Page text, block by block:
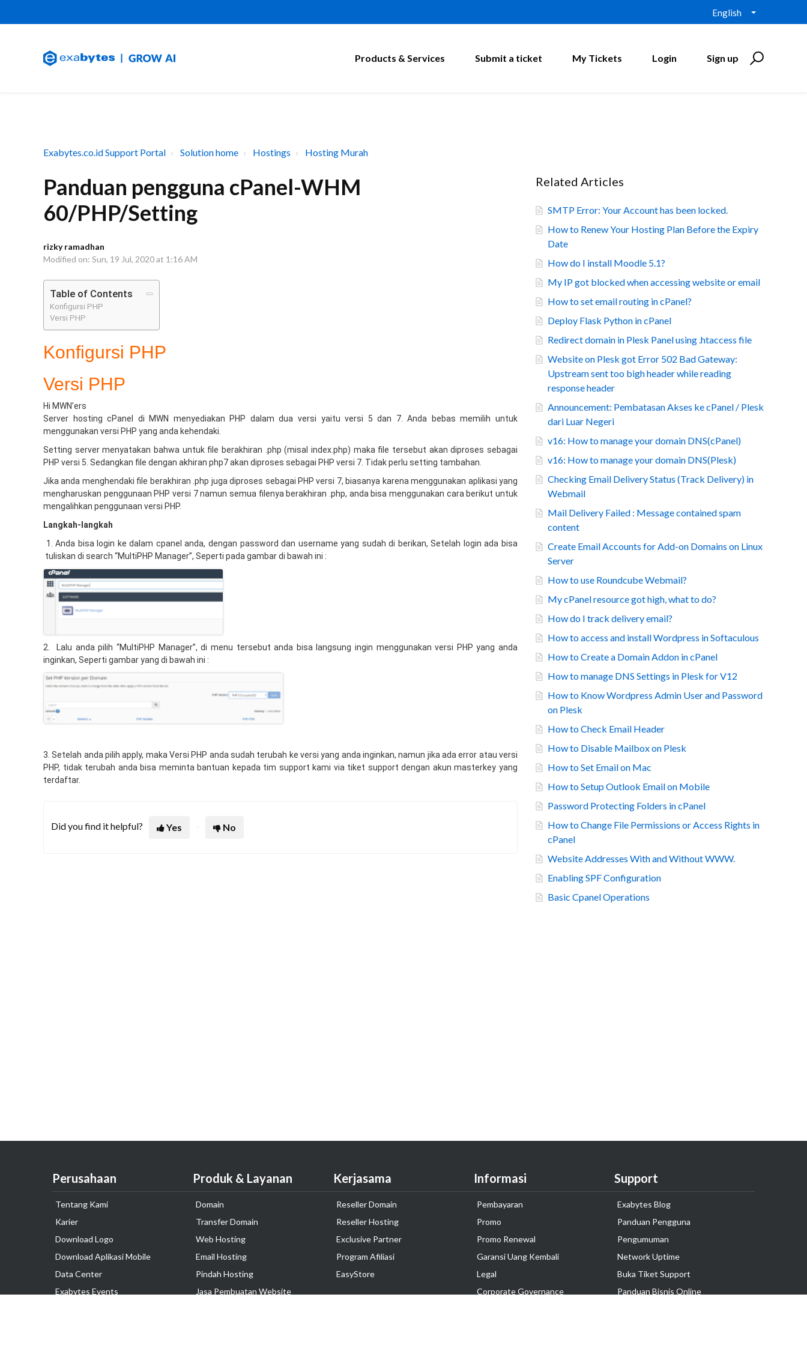
English
Products & Services Submit a ticket My Tickets Login Sign up
Exabytes.co.id Support Portal Solution home Hostings Hosting Murah
Panduan pengguna cPanel-WHM
60/PHP/Setting
rizky ramadhan
Modified on: Sun, 19 Jul, 2020 at 1:16 AM
Table of Contents
Konfigursi PHP
Versi PHP
Konfigursi PHP
Versi PHP
Hi MWN’ers
Server hosting cPanel di MWN menyediakan PHP dalam dua versi yaitu versi 5 dan 7. Anda bebas memilih untuk
menggunakan versi PHP yang anda kehendaki.
Setting server menyatakan bahwa untuk file berakhiran .php (misal index.php) maka file tersebut akan diproses sebagai
PHP versi 5. Sedangkan file dengan akhiran php7 akan diproses sebagai PHP versi 7. Tidak perlu setting tambahan.
Jika anda menghendaki file berakhiran .php juga diproses sebagai PHP versi 7, biasanya karena menggunakan aplikasi yang
mengharuskan penggunaan PHP versi 7 namun semua filenya berakhiran .php, anda bisa menggunakan cara berikut untuk
mengalihkan penggunaan versi PHP.
Langkah-langkah
1. Anda bisa login ke dalam cpanel anda, dengan password dan username yang sudah di berikan, Setelah login ada bisa
tuliskan di search “MultiPHP Manager”, Seperti pada gambar di bawah ini :
2. Lalu anda pilih “MultiPHP Manager”, di menu tersebut anda bisa langsung ingin menggunakan versi PHP yang anda
inginkan, Seperti gambar yang di bawah ini :
3. Setelah anda pilih apply, maka Versi PHP anda sudah terubah ke versi yang anda inginkan, namun jika ada error atau versi
PHP, tidak terubah anda bisa meminta bantuan kepada tim support kami via tiket support dengan akun masterkey yang
terdaftar.
Did you find it helpful? Yes No
Related Articles
SMTP Error: Your Account has been locked.
How to Renew Your Hosting Plan Before the Expiry
Date
How do I install Moodle 5.1?
My IP got blocked when accessing website or email
How to set email routing in cPanel?
Deploy Flask Python in cPanel
Redirect domain in Plesk Panel using .htaccess file
Website on Plesk got Error 502 Bad Gateway:
Upstream sent too bigh header while reading
response header
Announcement: Pembatasan Akses ke cPanel / Plesk
dari Luar Negeri
v16: How to manage your domain DNS(cPanel)
v16: How to manage your domain DNS(Plesk)
Checking Email Delivery Status (Track Delivery) in
Webmail
Mail Delivery Failed : Message contained spam
content
Create Email Accounts for Add-on Domains on Linux
Server
How to use Roundcube Webmail?
My cPanel resource got high, what to do?
How do I track delivery email?
How to access and install Wordpress in Softaculous
How to Create a Domain Addon in cPanel
How to manage DNS Settings in Plesk for V12
How to Know Wordpress Admin User and Password
on Plesk
How to Check Email Header
How to Disable Mailbox on Plesk
How to Set Email on Mac
How to Setup Outlook Email on Mobile
Password Protecting Folders in cPanel
How to Change File Permissions or Access Rights in
cPanel
Website Addresses With and Without WWW.
Enabling SPF Configuration
Basic Cpanel Operations
Perusahaan
Tentang Kami
Karier
Download Logo
Download Aplikasi Mobile
Data Center
Exabytes Events
Produk & Layanan
Domain
Transfer Domain
Web Hosting
Email Hosting
Pindah Hosting
Jasa Pembuatan Website
Kerjasama
Reseller Domain
Reseller Hosting
Exclusive Partner
Program Afiliasi
EasyStore
Informasi
Pembayaran
Promo
Promo Renewal
Garansi Uang Kembali
Legal
Corporate Governance
Support
Exabytes Blog
Panduan Pengguna
Pengumuman
Network Uptime
Buka Tiket Support
Panduan Bisnis Online